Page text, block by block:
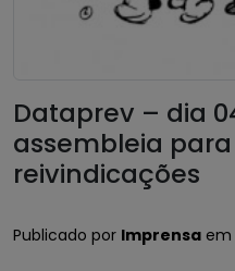
Dataprev – dia
assembleia
reivindicações
Publicado por Imprensa em